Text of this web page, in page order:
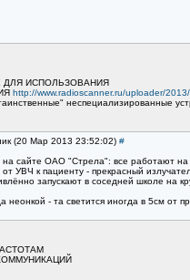
ДЛЯ ИСПОЛЬЗОВАНИЯ
http://www.radioscanner.ru/uploader/
неспециализированные
(20 Мар 2013 23:52:02) #
на сайте ОАО "Стрела": все работают
УВЧ к пациенту - прекрасный
запускают в соседней школе на
неонкой - та светится иногда в 5см от